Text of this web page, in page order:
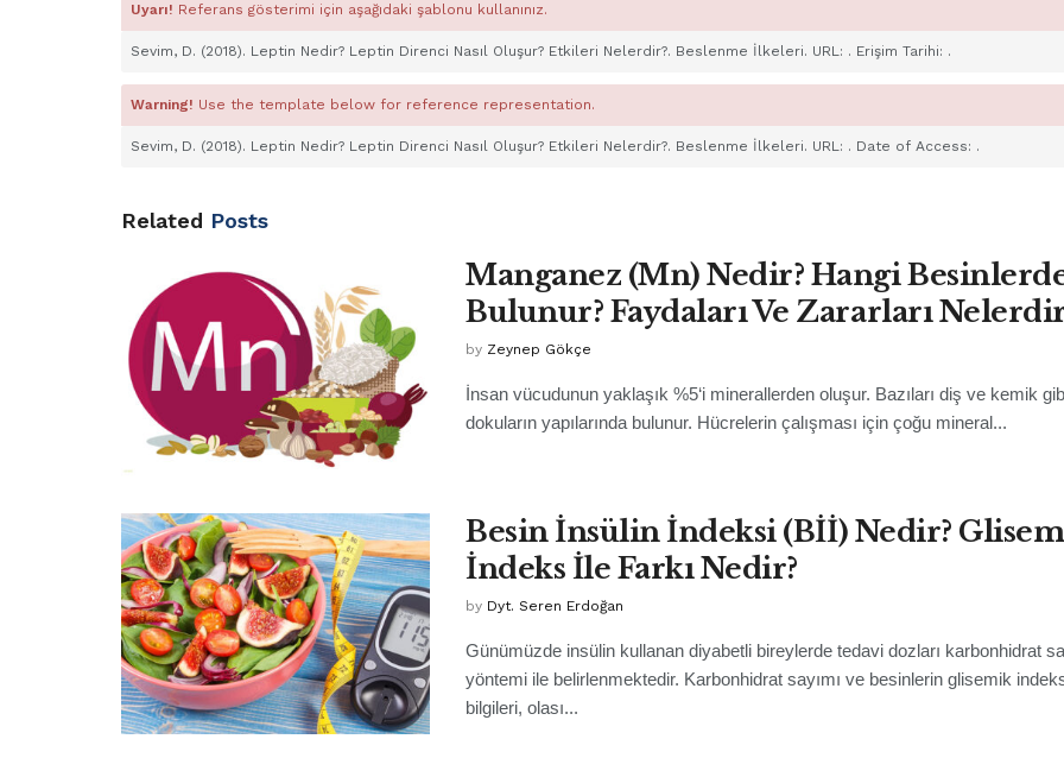
Uyarı! Referans gösterimi için aşağıdaki şablonu kullanınız.
Sevim, D. (2018). Leptin Nedir? Leptin Direnci Nasıl Oluşur? Etkileri Nelerdir?. Beslenme İlkeleri. URL: . Erişim Tarihi: .
Warning! Use the template below for reference representation.
Sevim, D. (2018). Leptin Nedir? Leptin Direnci Nasıl Oluşur? Etkileri Nelerdir?. Beslenme İlkeleri. URL: . Date of Access: .
Related Posts
Manganez (Mn) Nedir? Hangi
Bulunur? Faydaları Ve Zararları
by Zeynep Gökçe
İnsan vücudunun yaklaşık %5‘i minerallerden oluşur. Bazıları diş ve kemik
dokuların yapılarında bulunur. Hücrelerin çalışması için çoğu mineral...
Besin İnsülin İndeksi (Bİİ) Nedir?
İndeks İle Farkı Nedir?
by Dyt. Seren Erdoğan
Günümüzde insülin kullanan diyabetli bireylerde tedavi dozları karbonhidrat
yöntemi ile belirlenmektedir. Karbonhidrat sayımı ve besinlerin glisemik
bilgileri, olası...